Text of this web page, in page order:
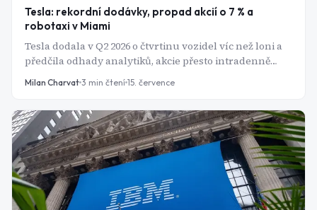
Tesla: rekordní dodávky, propad akcií o 7 % a
robotaxi v Miami
Tesla dodala v Q2 2026 o čtvrtinu vozidel víc než loni a
předčila odhady analytiků, akcie přesto intradenně
odepsaly kolem 7 %. Trh už dopředu čekal dobrá čísla,
Milan Charvat 3 min čtení 15. července